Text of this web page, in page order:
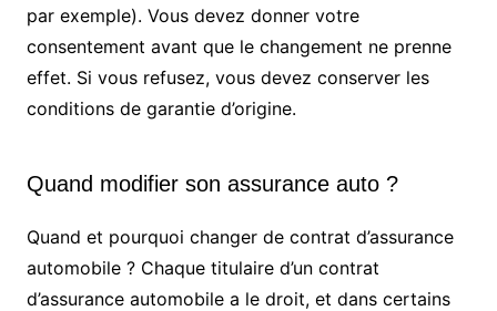
par exemple). Vous devez donner votre
consentement avant que le changement ne prenne
effet. Si vous refusez, vous devez conserver les
conditions de garantie d’origine.
Quand modifier son assurance auto ?
Quand et pourquoi changer de contrat d’assurance
automobile ? Chaque titulaire d’un contrat
d’assurance automobile a le droit, et dans certains